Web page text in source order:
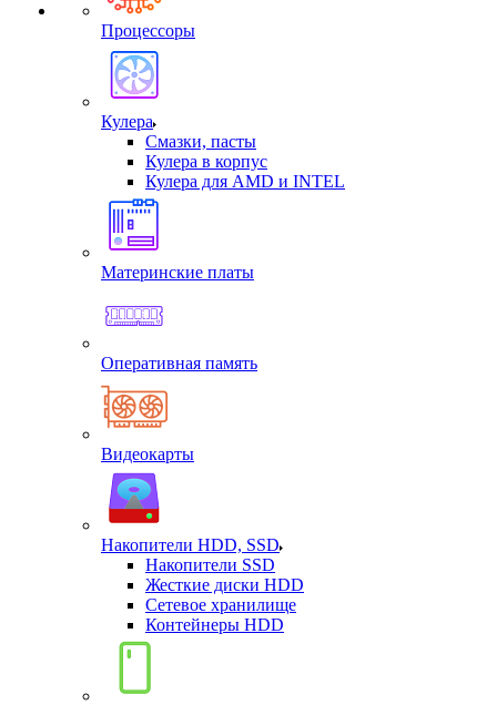
Процессоры
Кулера
Смазки, пасты
Кулера в корпус
Кулера для AMD и INTEL
Материнские платы
Оперативная память
Видеокарты
Накопители HDD, SSD
Накопители SSD
Жесткие диски HDD
Сетевое хранилище
Контейнеры HDD